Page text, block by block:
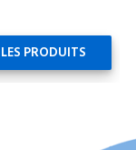
PRODUITS